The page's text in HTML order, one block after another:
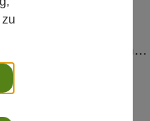
orientiert sich an…